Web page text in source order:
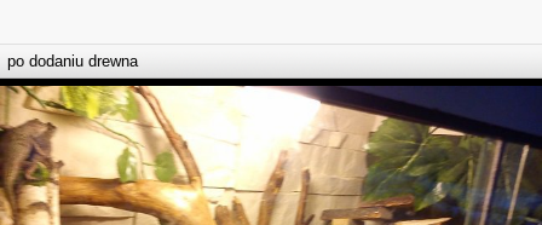
po dodaniu drewna